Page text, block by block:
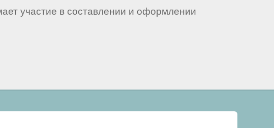
участие в составлении и оформлении